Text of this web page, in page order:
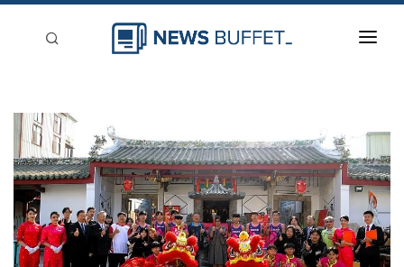
新聞稿分類
登入
刊登